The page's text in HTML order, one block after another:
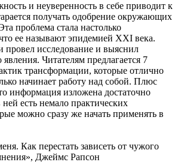
и неуверенность в себе приводит к
получать одобрение окружающих
проблема стала настолько
ее называют эпидемией XXI века.
провел исследование и выяснил
Читателям предлагается 7
трансформации, которые отлично
начинает работу над собой. Плюс
информация изложена достаточно
есть немало практических
можно сразу же начать применять в